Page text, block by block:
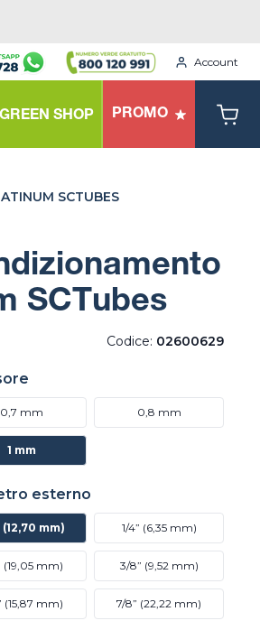
Account
GREEN SHOP PROMO
SCTUBES
SCTubes
Codice: 02600629
0,7 mm 0,8 mm
1 mm
esterno
(12,70 mm) 1/4” (6,35 mm)
(19,05 mm) 3/8” (9,52 mm)
(15,87 mm) 7/8” (22,22 mm)